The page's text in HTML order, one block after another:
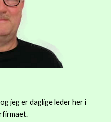
jeg er daglige leder her i